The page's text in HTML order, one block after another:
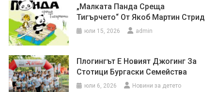
„Малката Панда Среща
Тигърчето“ От Якоб Мартин Стрид
юли 15, 2026 admin
Плогингът Е Новият Джогинг За
Стотици Бургаски Семейства
юли 6, 2026 Новини за детето